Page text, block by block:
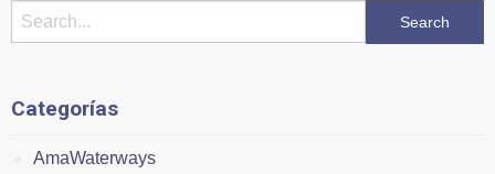
Categorías
AmaWaterways